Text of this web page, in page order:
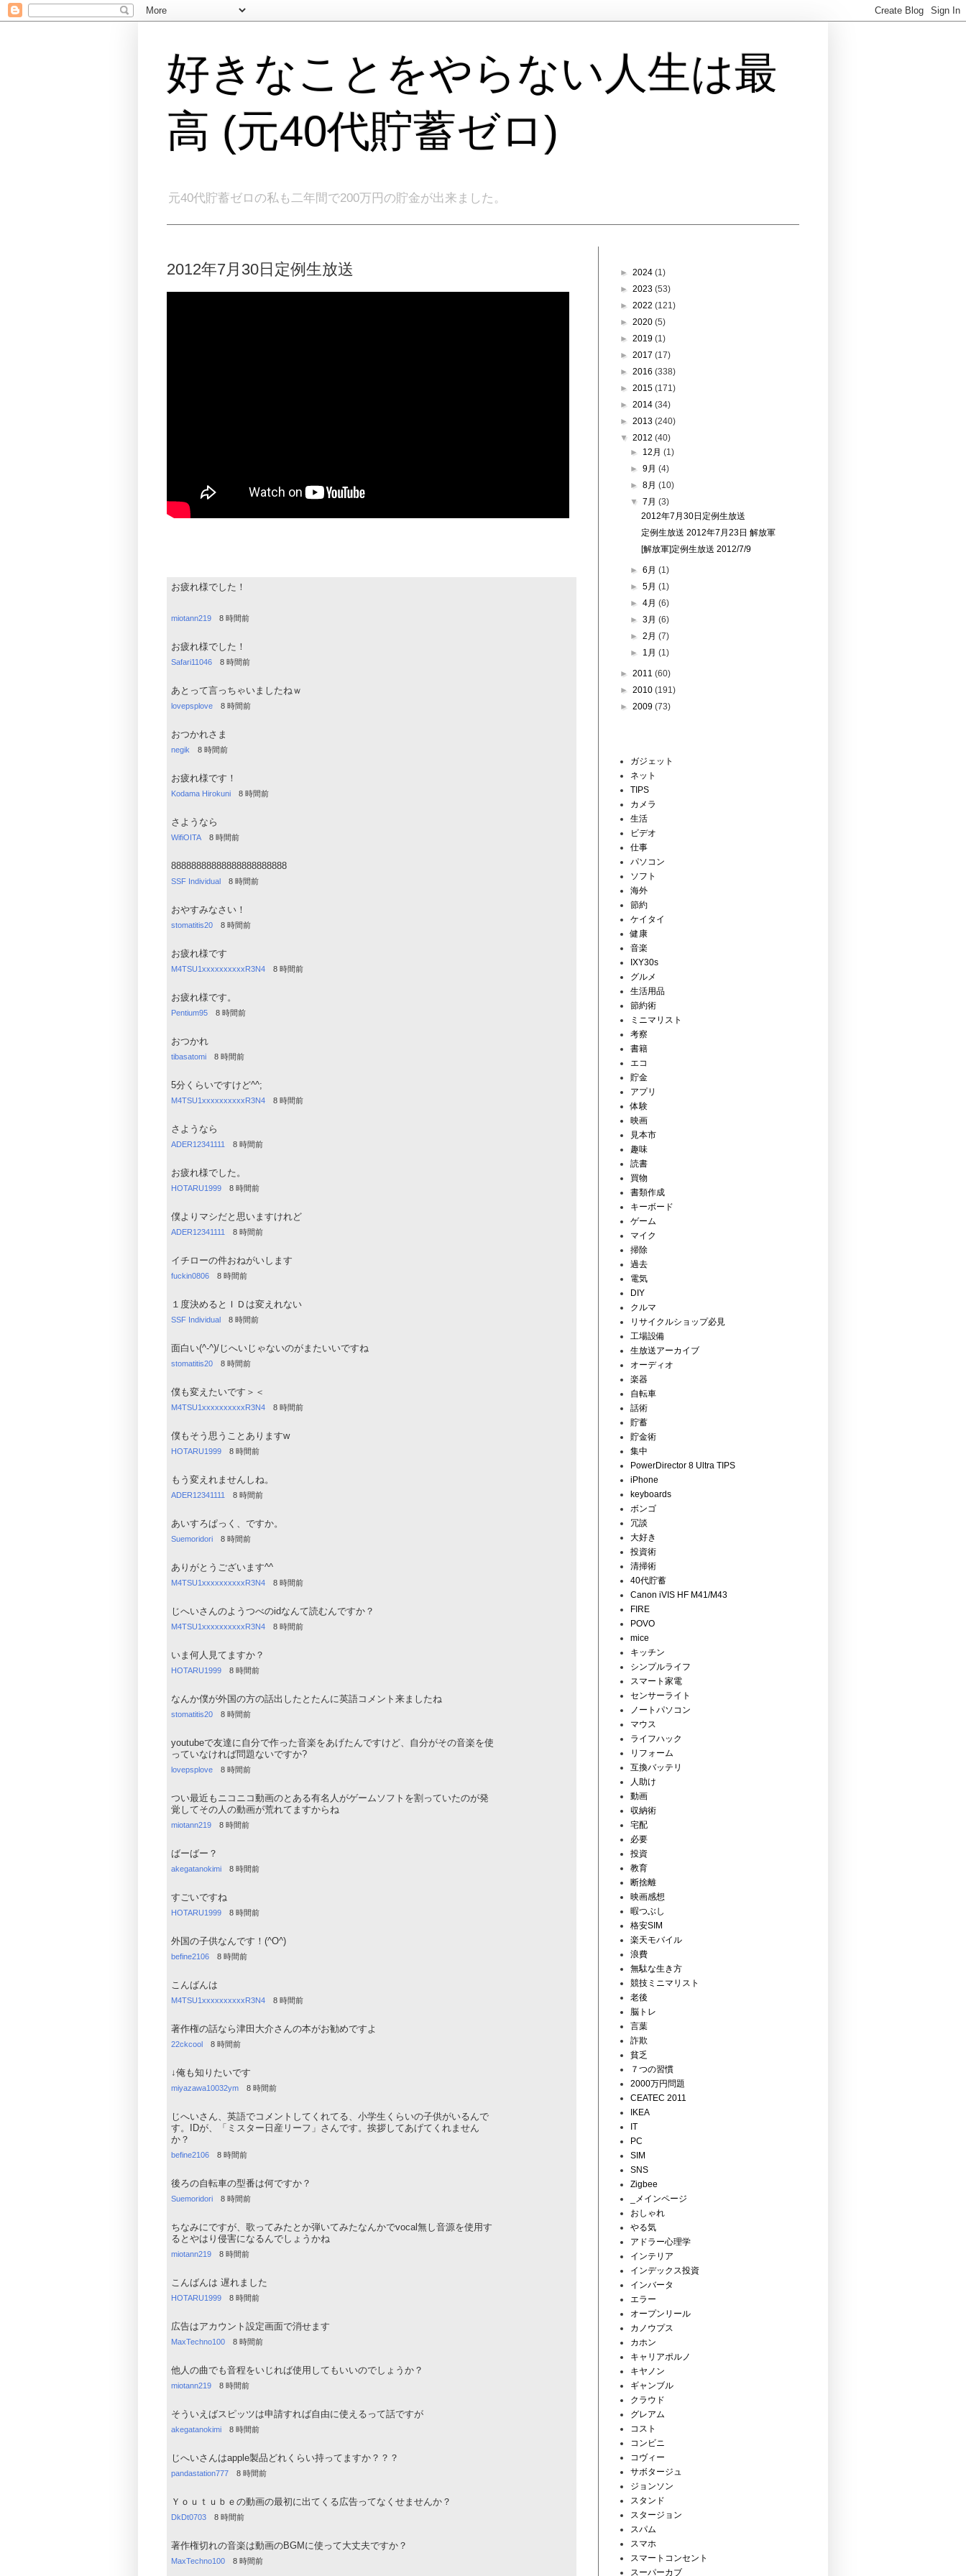
好きなことをやらない人生は最
高 (元40代貯蓄ゼロ)
元40代貯蓄ゼロの私も二年間で200万円の貯金が出来ました。
2012年7月30日定例生放送
お疲れ様でした！
miotann219 8 時間前
お疲れ様でした！
Safari11046 8 時間前
あとって言っちゃいましたねｗ
lovepsplove 8 時間前
おつかれさま
negik 8 時間前
お疲れ様です！
Kodama Hirokuni 8 時間前
さようなら
WifiOITA 8 時間前
88888888888888888888888
SSF Individual 8 時間前
おやすみなさい！
stomatitis20 8 時間前
お疲れ様です
M4TSU1xxxxxxxxxxR3N4 8 時間前
お疲れ様です。
Pentium95 8 時間前
おつかれ
tibasatomi 8 時間前
5分くらいですけど^^;
M4TSU1xxxxxxxxxxR3N4 8 時間前
さようなら
ADER12341111 8 時間前
お疲れ様でした。
HOTARU1999 8 時間前
僕よりマシだと思いますけれど
ADER12341111 8 時間前
イチローの件おねがいします
fuckin0806 8 時間前
１度決めるとＩＤは変えれない
SSF Individual 8 時間前
面白い(^-^)/じへいじゃないのがまたいいですね
stomatitis20 8 時間前
僕も変えたいです＞＜
M4TSU1xxxxxxxxxxR3N4 8 時間前
僕もそう思うことありますw
HOTARU1999 8 時間前
もう変えれませんしね。
ADER12341111 8 時間前
あいすろぱっく、ですか。
Suemoridori 8 時間前
ありがとうございます^^
M4TSU1xxxxxxxxxxR3N4 8 時間前
じへいさんのようつべのidなんて読むんですか？
M4TSU1xxxxxxxxxxR3N4 8 時間前
いま何人見てますか？
HOTARU1999 8 時間前
なんか僕が外国の方の話出したとたんに英語コメント来ましたね
stomatitis20 8 時間前
youtubeで友達に自分で作った音楽をあげたんですけど、自­分がその音楽を使
っていなければ問題ないですか?
lovepsplove 8 時間前
つい最近もニコニコ動画のとある有名人がゲームソフトを割ってい­たのが発
覚してその人の動画が荒れてますからね
miotann219 8 時間前
ばーばー？
akegatanokimi 8 時間前
すごいですね
HOTARU1999 8 時間前
外国の子供なんです！(^O^)
befine2106 8 時間前
こんばんは
M4TSU1xxxxxxxxxxR3N4 8 時間前
著作権の話なら津田大介さんの本がお勧めですよ
22ckcool 8 時間前
↓俺も知りたいです
miyazawa10032ym 8 時間前
じへいさん、英語でコメントしてくれてる、小学生くらいの子供が­いるんで
す。IDが、「ミスター日産リーフ」さんです。挨拶して­あげてくれません
か？
befine2106 8 時間前
後ろの自転車の型番は何ですか？
Suemoridori 8 時間前
ちなみにですが、歌ってみたとか弾いてみたなんかでvocal無­し音源を使用す
るとやはり侵害になるんでしょうかね
miotann219 8 時間前
こんばんは 遅れました
HOTARU1999 8 時間前
広告はアカウント設定画面で消せます
MaxTechno100 8 時間前
他人の曲でも音程をいじれば使用してもいいのでしょうか？
miotann219 8 時間前
そういえばスピッツは申請すれば自由に使えるって話ですが
akegatanokimi 8 時間前
じへいさんはapple製品どれくらい持ってますか？？？
pandastation777 8 時間前
Ｙｏｕｔｕｂｅの動画の最初に出てくる広告ってなくせませんか？
DkDt0703 8 時間前
著作権切れの音楽は動画のBGMに使って大丈夫ですか？
MaxTechno100 8 時間前
► 2024 (1)
► 2023 (53)
► 2022 (121)
► 2020 (5)
► 2019 (1)
► 2017 (17)
► 2016 (338)
► 2015 (171)
► 2014 (34)
► 2013 (240)
▼ 2012 (40)
► 12月(1)
►9月(4)
►8月(10)
▼7月(3)
2012年7月30日定例生放送
定例生放送 2012年7月23日 解放軍
[解放軍]定例生放送 2012/7/9
►6月(1)
►5月(1)
►4月(6)
►3月(6)
►2月(7)
► 1月(1)
► 2011 (60)
► 2010 (191)
► 2009 (73)
ガジェット
ネット
TIPS
カメラ
生活
ビデオ
仕事
パソコン
ソフト
海外
節約
ケイタイ
健康
音楽
IXY30s
グルメ
生活用品
節約術
ミニマリスト
考察
書籍
エコ
貯金
アプリ
体験
映画
見本市
趣味
読書
買物
書類作成
キーボード
ゲーム
マイク
掃除
過去
電気
DIY
クルマ
リサイクルショップ必見
工場設備
生放送アーカイブ
オーディオ
楽器
自転車
話術
貯蓄
貯金術
集中
PowerDirector 8 Ultra TIPS
iPhone
keyboards
ボンゴ
冗談
大好き
投資術
清掃術
40代貯蓄
Canon iVIS HF M41/M43
FIRE
POVO
mice
キッチン
シンプルライフ
スマート家電
センサーライト
ノートパソコン
マウス
ライフハック
リフォーム
互換バッテリ
人助け
動画
収納術
宅配
必要
投資
教育
断捨離
映画感想
暇つぶし
格安SIM
楽天モバイル
浪費
無駄な生き方
競技ミニマリスト
老後
脳トレ
言葉
詐欺
貧乏
７つの習慣
2000万円問題
CEATEC 2011
IKEA
IT
PC
SIM
SNS
Zigbee
_メインページ
おしゃれ
やる気
アドラー心理学
インテリア
インデックス投資
インバータ
エラー
オープンリール
カノウプス
カホン
キャリアポルノ
キヤノン
ギャンブル
クラウド
グレアム
コスト
コンビニ
コヴィー
サボタージュ
ジョンソン
スタンド
スタージョン
スパム
スマホ
スマートコンセント
スーパーカブ